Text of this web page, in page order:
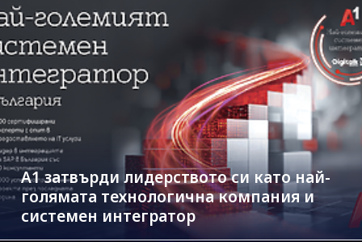
А1 затвърди лидерството си като най-
голямата технологична компания и
системен интегратор